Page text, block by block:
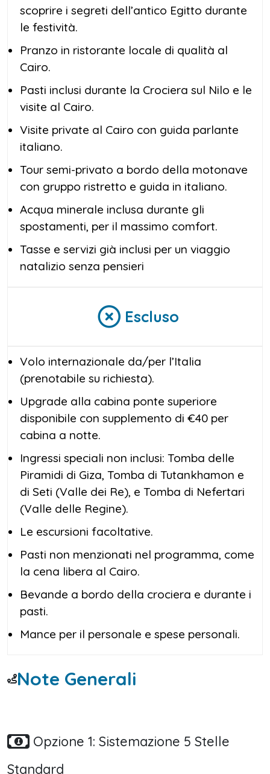
scoprire i segreti dell’antico Egitto durante
le festività.
Pranzo in ristorante locale di qualità al
Cairo.
Pasti inclusi durante la Crociera sul Nilo e le
visite al Cairo.
Visite private al Cairo con guida parlante
italiano.
Tour semi-privato a bordo della motonave
con gruppo ristretto e guida in italiano.
Acqua minerale inclusa durante gli
spostamenti, per il massimo comfort.
Tasse e servizi già inclusi per un viaggio
natalizio senza pensieri
Escluso
Volo internazionale da/per l’Italia
(prenotabile su richiesta).
Upgrade alla cabina ponte superiore
disponibile con supplemento di €40 per
cabina a notte.
Ingressi speciali non inclusi: Tomba delle
Piramidi di Giza, Tomba di Tutankhamon e
di Seti (Valle dei Re), e Tomba di Nefertari
(Valle delle Regine).
Le escursioni facoltative.
Pasti non menzionati nel programma, come
la cena libera al Cairo.
Bevande a bordo della crociera e durante i
pasti.
Mance per il personale e spese personali.
Note Generali
Opzione 1: Sistemazione 5 Stelle
Standard